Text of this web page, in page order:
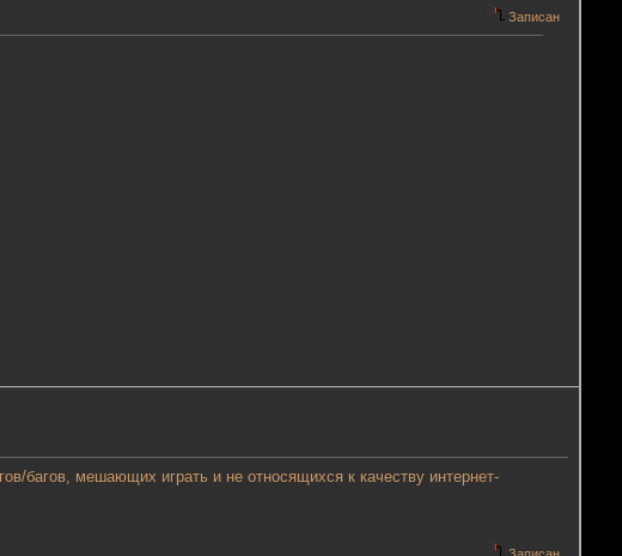
Записан
багов, мешающих играть и не относящихся к качеству интернет-